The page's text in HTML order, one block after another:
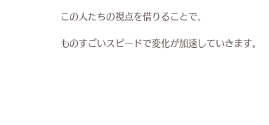
この人たちの視点を借りることで、
ものすごいスピードで変化が加速していきます。